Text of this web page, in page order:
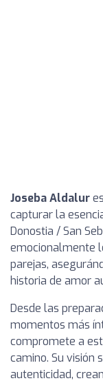
Joseba Aldalur
capturar la
Donostia / San
emocionalmente
parejas,
historia de amor
Desde las
momentos más
compromete a
camino. Su visión
autenticidad,